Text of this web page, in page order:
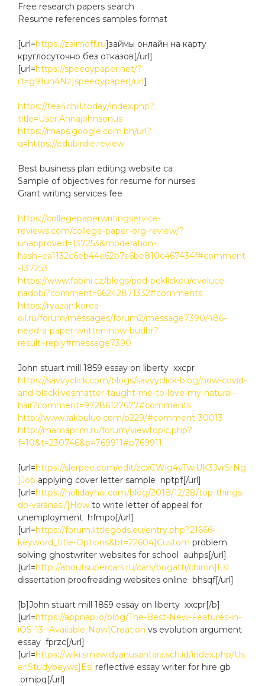
Free research papers search
Resume references samples format
[url=https://zaimoff.ru]займы онлайн на карту
круглосуточно без отказов[/url]
[url=https://speedypaper.net/?
rt=g91un4Nz]speedypaper[/url]
https://tea4chill.today/index.php?
title=User:Annajohnsonus
https://maps.google.com.bh/url?
q=https://edubirdie.review
Best business plan editing website ca
Sample of objectives for resume for nurses
Grant writing services fee
https://collegepaperwritingservice-
reviews.com/college-paper-org-review/?
unapproved=137253&moderation-
hash=ea1132c6eb44e62b7a6be810c467434f#comment
-137253
https://www.fabini.cz/blogs/pod-poklickou/evoluce-
nadobi?comment=66242871332#comments
https://ryazan.korea-
oil.ru/forum/messages/forum2/message7390/486-
need-a-paper-written-now-budbr?
result=reply#message7390
John stuart mill 1859 essay on liberty xxcpr
https://savvyclick.com/blogs/savvyclick-blog/how-covid-
and-blacklivesmatter-taught-me-to-love-my-natural-
hair?comment=97286127677#comments
http://www.rakbuluo.com/p229/#comment-30013
http://mamaprim.ru/forum/viewtopic.php?
f=10&t=230746&p=769911#p769911
[url=https://slerpee.com/edit/zcxCWig4yTwiUK3JvrSrNg
]Job applying cover letter sample nptpf[/url]
[url=https://holidayhai.com/blog/2018/12/28/top-things-
do-varanasi/]How to write letter of appeal for
unemployment hfmpo[/url]
[url=https://forum.littlegods.eu/entry.php?21666-
keyword_title-Options&bt=22604]Custom problem
solving ghostwriter websites for school auhps[/url]
[url=http://aboutsupercars.ru/cars/bugatti/chiron]Esl
dissertation proofreading websites online bhsqf[/url]
[b]John stuart mill 1859 essay on liberty xxcpr[/b]
[url=https://appnap.io/blog/The-Best-New-Features-in-
iOS-13--Available-Now]Creation vs evolution argument
essay fprzc[/url]
[url=https://wiki.smawidyanusantara.sch.id/index.php/Us
er:Studybayws]Esl reflective essay writer for hire gb
omipq[/url]